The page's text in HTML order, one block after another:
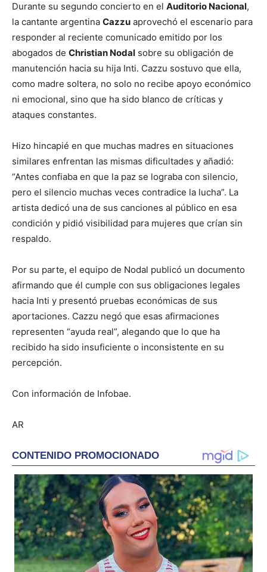
Durante su segundo concierto en el Auditorio Nacional,
la cantante argentina Cazzu aprovechó el escenario para
responder al reciente comunicado emitido por los
abogados de Christian Nodal sobre su obligación de
manutención hacia su hija Inti. Cazzu sostuvo que ella,
como madre soltera, no solo no recibe apoyo económico
ni emocional, sino que ha sido blanco de críticas y
ataques constantes.
Hizo hincapié en que muchas madres en situaciones
similares enfrentan las mismas dificultades y añadió:
“Antes confiaba en que la paz se lograba con silencio,
pero el silencio muchas veces contradice la lucha”. La
artista dedicó una de sus canciones al público en esa
condición y pidió visibilidad para mujeres que crían sin
respaldo.
Por su parte, el equipo de Nodal publicó un documento
afirmando que él cumple con sus obligaciones legales
hacia Inti y presentó pruebas económicas de sus
aportaciones. Cazzu negó que esas afirmaciones
representen “ayuda real”, alegando que lo que ha
recibido ha sido insuficiente o inconsistente en su
percepción.
Con información de Infobae.
AR